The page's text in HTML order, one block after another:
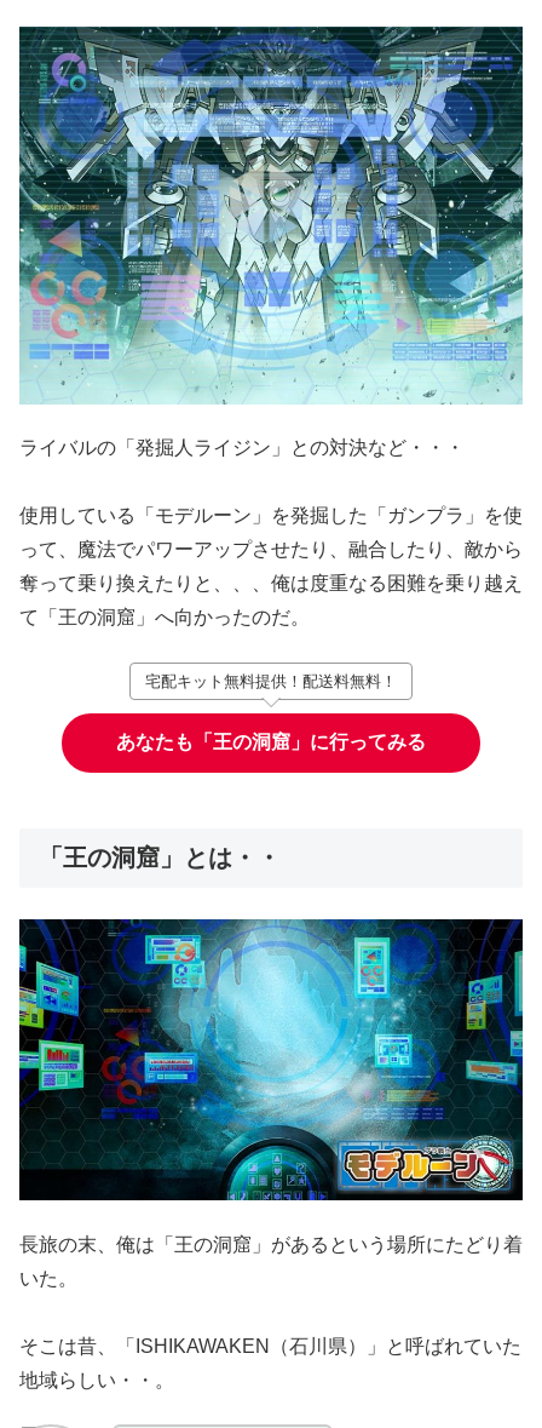
ライバルの「発掘人ライジン」との対決など・・・
使用している「モデルーン」を発掘した「ガンプラ」を使
って、魔法でパワーアップさせたり、融合したり、敵から
奪って乗り換えたりと、、、俺は度重なる困難を乗り越え
て「王の洞窟」へ向かったのだ。
宅配キット無料提供！配送料無料！
あなたも「王の洞窟」に行ってみる
「王の洞窟」とは・・
長旅の末、俺は「王の洞窟」があるという場所にたどり着
いた。
そこは昔、「ISHIKAWAKEN（石川県）」と呼ばれていた
地域らしい・・。